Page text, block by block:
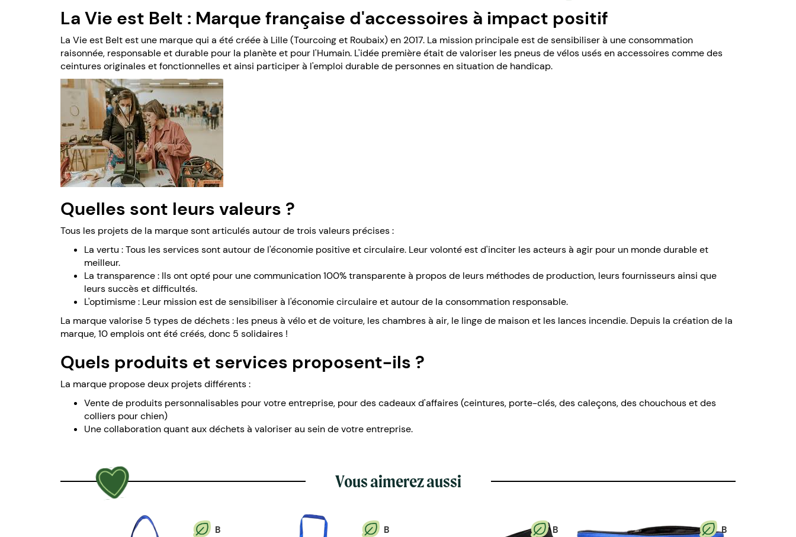
La Vie est Belt : Marque française d'accessoires à impact positif
La Vie est Belt est une marque qui a été créée à Lille (Tourcoing et Roubaix) en 2017. La mission principale est de sensibiliser à une consommation
raisonnée, responsable et durable pour la planète et pour l'Humain. L'idée première était de valoriser les pneus de vélos usés en accessoires comme des
ceintures originales et fonctionnelles et ainsi participer à l'emploi durable de personnes en situation de handicap.
Quelles sont leurs valeurs ?
Tous les projets de la marque sont articulés autour de trois valeurs précises :
La vertu : Tous les services sont autour de l'économie positive et circulaire. Leur volonté est d'inciter les acteurs à agir pour un monde durable et
meilleur.
La transparence : Ils ont opté pour une communication 100% transparente à propos de leurs méthodes de production, leurs fournisseurs ainsi que
leurs succès et difficultés.
L'optimisme : Leur mission est de sensibiliser à l'économie circulaire et autour de la consommation responsable.
La marque valorise 5 types de déchets : les pneus à vélo et de voiture, les chambres à air, le linge de maison et les lances incendie. Depuis la création de la
marque, 10 emplois ont été créés, donc 5 solidaires !
Quels produits et services proposent-ils ?
La marque propose deux projets différents :
Vente de produits personnalisables pour votre entreprise, pour des cadeaux d'affaires (ceintures, porte-clés, des caleçons, des chouchous et des
colliers pour chien)
Une collaboration quant aux déchets à valoriser au sein de votre entreprise.
Vous aimerez aussi
B B B B